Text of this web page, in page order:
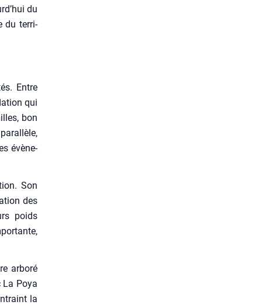
du
du ter­ri­
Entre
qui
bon
évè­ne­
Son
des
poids
arbo­ré
La Poya
la